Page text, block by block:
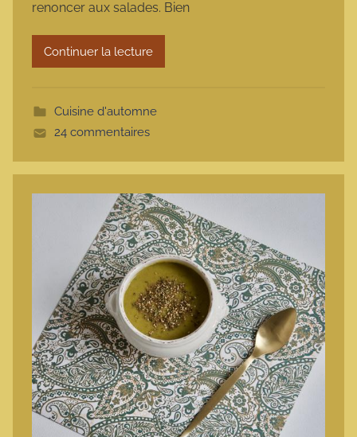
a
renoncer aux salades. Bien
Continuer la lecture
Cuisine d'automne
24 commentaires